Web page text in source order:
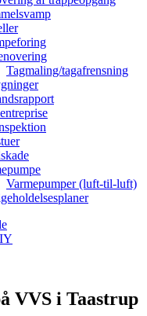
Tagmaling/tagafrensning
Varmepumper (luft-til-luft)
VVS i Taastrup